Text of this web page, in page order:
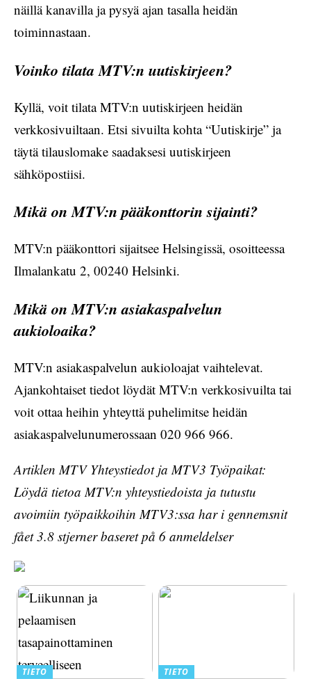
näillä kanavilla ja pysyä ajan tasalla heidän
toiminnastaan.
Voinko tilata MTV:n uutiskirjeen?
Kyllä, voit tilata MTV:n uutiskirjeen heidän
verkkosivuiltaan. Etsi sivuilta kohta “Uutiskirje” ja
täytä tilauslomake saadaksesi uutiskirjeen
sähköpostiisi.
Mikä on MTV:n pääkonttorin sijainti?
MTV:n pääkonttori sijaitsee Helsingissä, osoitteessa
Ilmalankatu 2, 00240 Helsinki.
Mikä on MTV:n asiakaspalvelun
aukioloaika?
MTV:n asiakaspalvelun aukioloajat vaihtelevat.
Ajankohtaiset tiedot löydät MTV:n verkkosivuilta tai
voit ottaa heihin yhteyttä puhelimitse heidän
asiakaspalvelunumerossaan 020 966 966.
Artiklen MTV Yhteystiedot ja MTV3 Työpaikat:
Löydä tietoa MTV:n yhteystiedoista ja tutustu
avoimiin työpaikkoihin MTV3:ssa har i gennemsnit
fået3.8 stjerner baseret på 6 anmeldelser
TIETO TIETO